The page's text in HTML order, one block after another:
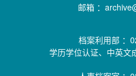
邮箱 ：
档案利用部 ：
学历学位认证、中英文